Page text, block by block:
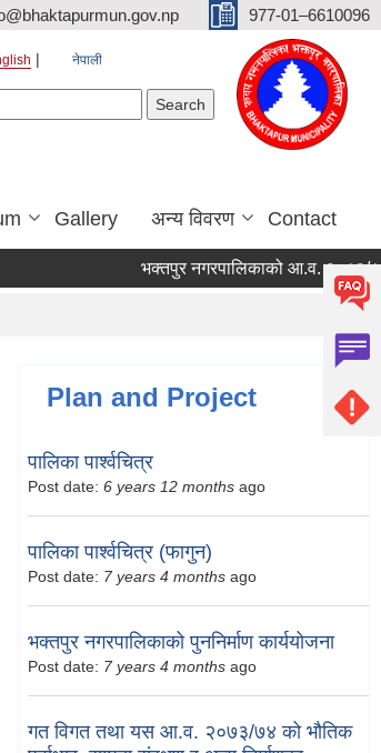
977-01–6610096
नेपाली
Gallery अन्य विवरण Contact
भक्तपुर नगरपालिकाको आ.व. २०८३/८४
Plan and Project
पालिका पार्श्वचित्र
Post date: 6 years 12 months ago
पालिका पार्श्वचित्र (फागुन)
Post date: 7 years 4 months ago
भक्तपुर नगरपालिकाको पुननिर्माण कार्ययोजना
Post date: 7 years 4 months ago
गत विगत तथा यस आ.व. २०७३/७४ को भौतिक